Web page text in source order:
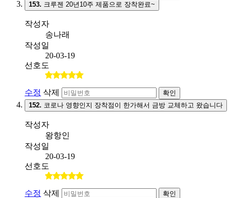
153. 크루젠 20년10주 제품으로 장착완료~
작성자
송나래
작성일
20-03-19
선호도
수정 삭제
확인
152. 코로나 영향인지 장착점이 한가해서 금방 교체하고 왔습니다
작성자
왕항인
작성일
20-03-19
선호도
수정 삭제
확인